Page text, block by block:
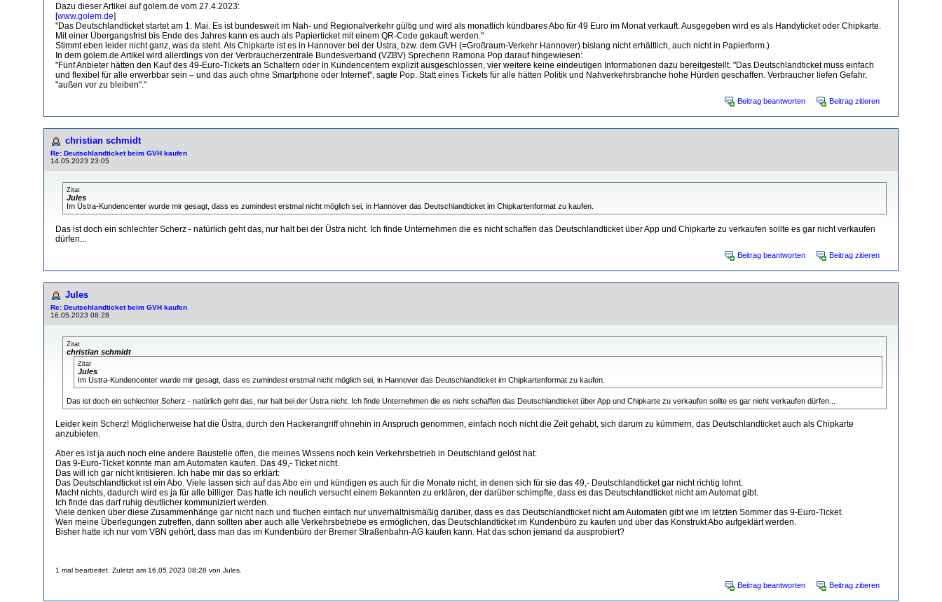
Dazu dieser Artikel auf golem.de vom 27.4.2023:
[www.golem.de]
"Das Deutschlandticket startet am 1. Mai. Es ist bundesweit im Nah- und Regionalverkehr gültig und wird als monatlich kündbares Abo für 49 Euro im Monat verkauft. Ausgegeben wird es als Handyticket oder Chipkarte.
Mit einer Übergangsfrist bis Ende des Jahres kann es auch als Papierticket mit einem QR-Code gekauft werden."
Stimmt eben leider nicht ganz, was da steht. Als Chipkarte ist es in Hannover bei der Üstra, bzw. dem GVH (=Großraum-Verkehr Hannover) bislang nicht erhältlich, auch nicht in Papierform.)
In dem golem.de Artikel wird allerdings von der Verbraucherzentrale Bundesverband (VZBV) Sprecherin Ramona Pop darauf hingewiesen:
"Fünf Anbieter hätten den Kauf des 49-Euro-Tickets an Schaltern oder in Kundencentern explizit ausgeschlossen, vier weitere keine eindeutigen Informationen dazu bereitgestellt. "Das Deutschlandticket muss einfach
und flexibel für alle erwerbbar sein – und das auch ohne Smartphone oder Internet", sagte Pop. Statt eines Tickets für alle hätten Politik und Nahverkehrsbranche hohe Hürden geschaffen. Verbraucher liefen Gefahr,
"außen vor zu bleiben"."
Beitrag beantworten Beitrag zitieren
christian schmidt
Re: Deutschlandticket beim GVH kaufen
14.05.2023 23:05
Zitat
Jules
Im Üstra-Kundencenter wurde mir gesagt, dass es zumindest erstmal nicht möglich sei, in Hannover das Deutschlandticket im Chipkartenformat zu kaufen.
Das ist doch ein schlechter Scherz - natürlich geht das, nur halt bei der Üstra nicht. Ich finde Unternehmen die es nicht schaffen das Deutschlandticket über App und Chipkarte zu verkaufen sollte es gar nicht verkaufen
dürfen...
Beitrag beantworten Beitrag zitieren
Jules
Re: Deutschlandticket beim GVH kaufen
16.05.2023 08:28
Zitat
christian schmidt
Zitat
Jules
Im Üstra-Kundencenter wurde mir gesagt, dass es zumindest erstmal nicht möglich sei, in Hannover das Deutschlandticket im Chipkartenformat zu kaufen.
Das ist doch ein schlechter Scherz - natürlich geht das, nur halt bei der Üstra nicht. Ich finde Unternehmen die es nicht schaffen das Deutschlandticket über App und Chipkarte zu verkaufen sollte es gar nicht verkaufen dürfen...
Leider kein Scherz! Möglicherweise hat die Üstra, durch den Hackerangriff ohnehin in Anspruch genommen, einfach noch nicht die Zeit gehabt, sich darum zu kümmern, das Deutschlandticket auch als Chipkarte
anzubieten.
Aber es ist ja auch noch eine andere Baustelle offen, die meines Wissens noch kein Verkehrsbetrieb in Deutschland gelöst hat:
Das 9-Euro-Ticket konnte man am Automaten kaufen. Das 49,- Ticket nicht.
Das will ich gar nicht kritisieren. Ich habe mir das so erklärt:
Das Deutschlandticket ist ein Abo. Viele lassen sich auf das Abo ein und kündigen es auch für die Monate nicht, in denen sich für sie das 49,- Deutschlandticket gar nicht richtig lohnt.
Macht nichts, dadurch wird es ja für alle billiger. Das hatte ich neulich versucht einem Bekannten zu erklären, der darüber schimpfte, dass es das Deutschlandticket nicht am Automat gibt.
Ich finde das darf ruhig deutlicher kommuniziert werden.
Viele denken über diese Zusammenhänge gar nicht nach und fluchen einfach nur unverhältnismäßig darüber, dass es das Deutschlandticket nicht am Automaten gibt wie im letzten Sommer das 9-Euro-Ticket.
Wen meine Überlegungen zutreffen, dann sollten aber auch alle Verkehrsbetriebe es ermöglichen, das Deutschlandticket im Kundenbüro zu kaufen und über das Konstrukt Abo aufgeklärt werden.
Bisher hatte ich nur vom VBN gehört, dass man das im Kundenbüro der Bremer Straßenbahn-AG kaufen kann. Hat das schon jemand da ausprobiert?
1 mal bearbeitet. Zuletzt am 16.05.2023 08:28 von Jules.
Beitrag beantworten Beitrag zitieren